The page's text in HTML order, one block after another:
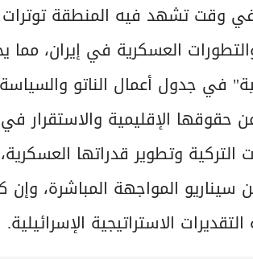
وقت تشهد فيه المنطقة توترات
العسكرية في إيران، مما
في جدول أعمال الناتو والسياسة
حقوقها الإقليمية والاستقرار
التركية وتطوير قدراتها
سيناريو المواجهة المباشرة،
الاستراتيجية الإسرائيلية.